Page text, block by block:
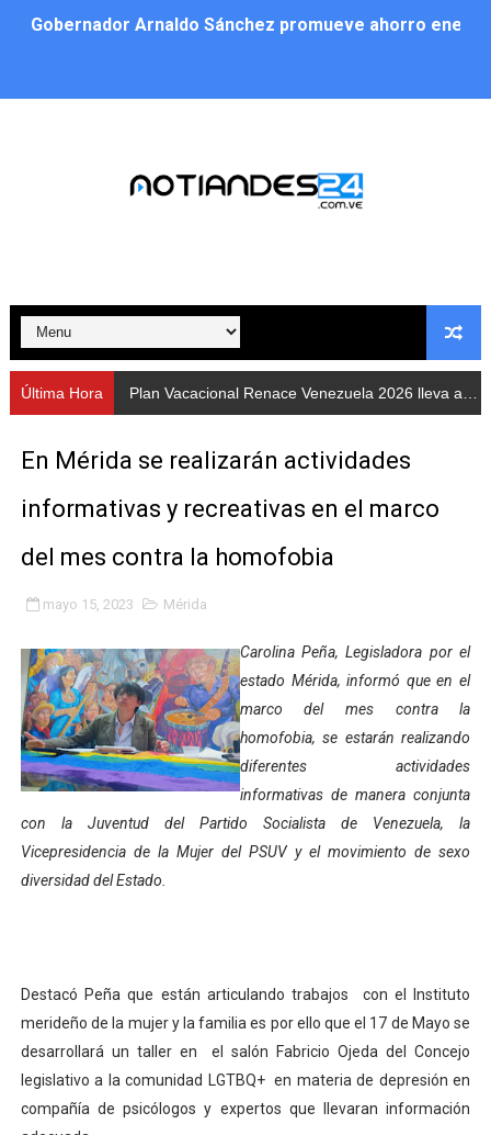
Gobernador Arnaldo Sánchez promueve ahorro
Cuerpos de Seguridad activaron operativos
Alcaldía de Libertador impulsa el Plan Ofensiva
Cidata y el Observatorio Astronómico Nacional de
Concejo Municipal de Zea celebra distinción de
CIEPROL-ULA distingue al municipio Zea como
Plan Quirúrgico Regional llega a Pueblo Llano con la
Iaanem graduó a bebés de Mérida en jornada de
Iahula pone en marcha protocolo de triaje psicosocial
Arranca en Rivas Dávila el Plan de Renovación de
Alcalde Nelson Álvarez llevó jornada recreativa a la
CorpoMérida continúa con ciclos de formación
Fundacite culmina primera etapa de su Plan Vacacional
Nevado Gas optimiza servicio residencial en la
Alcaldía del Municipio Libertador realizó una jornada
Fundacite Mérida dicta taller gratuito de electrónica
INN-Mérida celebró el Lacto grado para promover el
Última Hora Plan Vacacional Renace Venezuela 2026 lleva actividades recreativas a Los Guaimaros
En Mérida se realizarán actividades
informativas y recreativas en el marco
del mes contra la homofobia
mayo 15, 2023 Mérida
Carolina Peña, Legisladora por el
estado Mérida, informó que en el
marco del mes contra la
homofobia, se estarán realizando
diferentes actividades
informativas de manera conjunta
con la Juventud del Partido Socialista de Venezuela, la
Vicepresidencia de la Mujer del PSUV y el movimiento de sexo
diversidad del Estado.
Destacó Peña que están articulando trabajos con el Instituto
merideño de la mujer y la familia es por ello que el 17 de Mayo se
desarrollará un taller en el salón Fabricio Ojeda del Concejo
legislativo a la comunidad LGTBQ+ en materia de depresión en
compañía de psicólogos y expertos que llevaran información